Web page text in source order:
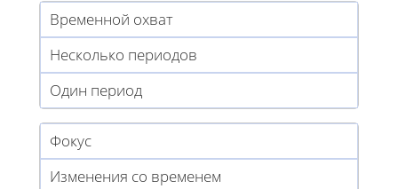
Временной охват
Несколько периодов
Один период
Фокус
Изменения со временем